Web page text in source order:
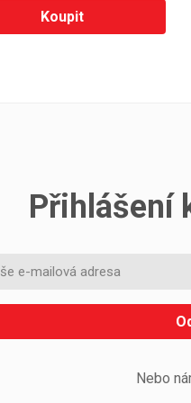
Koupit
Přihlášení
Nebo